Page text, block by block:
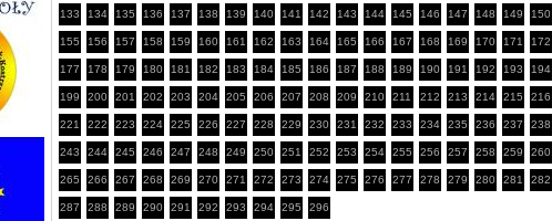
133 134 135 136 137 138 139 140 141 142 143 144 145 146 147 148 149 150
155 156 157 158 159 160 161 162 163 164 165 166 167 168 169 170 171 172
177 178 179 180 181 182 183 184 185 186 187 188 189 190 191 192 193 194
199 200 201 202 203 204 205 206 207 208 209 210 211 212 213 214 215 216
221 222 223 224 225 226 227 228 229 230 231 232 233 234 235 236 237 238
243 244 245 246 247 248 249 250 251 252 253 254 255 256 257 258 259 260
265 266 267 268 269 270 271 272 273 274 275 276 277 278 279 280 281 282
287 288 289 290 291 292 293 294 295 296